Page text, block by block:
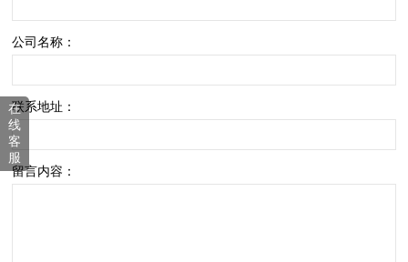
公司名称：
联系地址：
留言内容：
在
线
客
服